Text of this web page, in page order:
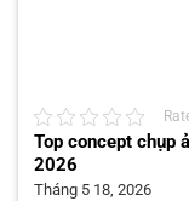
Top concept chụp
2026
Tháng 5 18, 2026